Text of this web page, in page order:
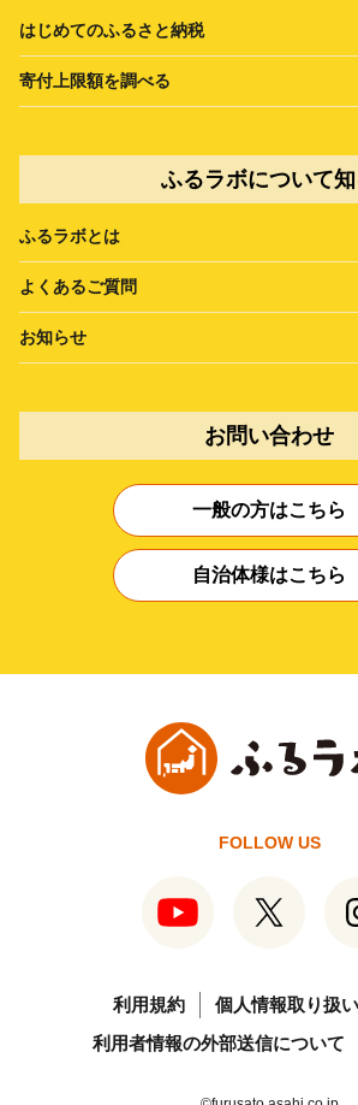
はじめてのふるさと納税
寄付上限額を調べる
ふるラボについて
ふるラボとは
よくあるご質問
お知らせ
お問い合わせ
一般の方はこちら
自治体様はこちら
FOLLOW US
利用規約
個人情報取り扱
利用者情報の外部送信について